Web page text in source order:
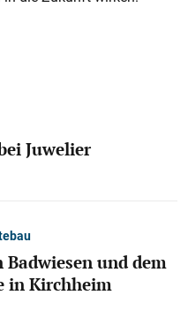
Juwelier
Badwiesen und dem
in Kirchheim